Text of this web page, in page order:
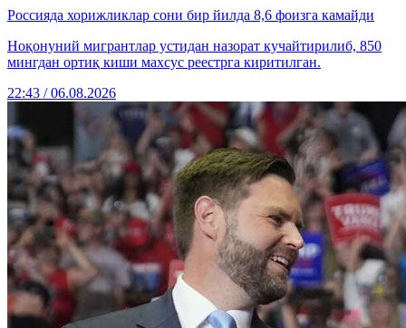
Россияда хорижликлар сони бир йилда 8,6 фоизга камайди
Ноқонуний мигрантлар устидан назорат кучайтирилиб, 850
мингдан ортиқ киши махсус реестрга киритилган.
22:43 / 06.08.2026